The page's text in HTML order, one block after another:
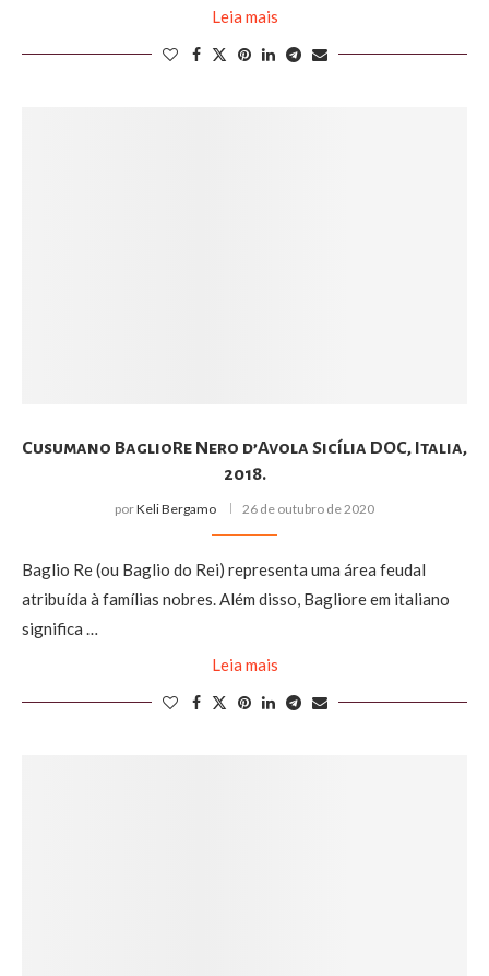
Leia mais
Cusumano BaglioRe Nero d’Avola Sicília DOC, Italia,
2018.
porKeli Bergamo 26 de outubro de 2020
Baglio Re (ou Baglio do Rei) representa uma área feudal
atribuída à famílias nobres. Além disso, Bagliore em italiano
significa …
Leia mais